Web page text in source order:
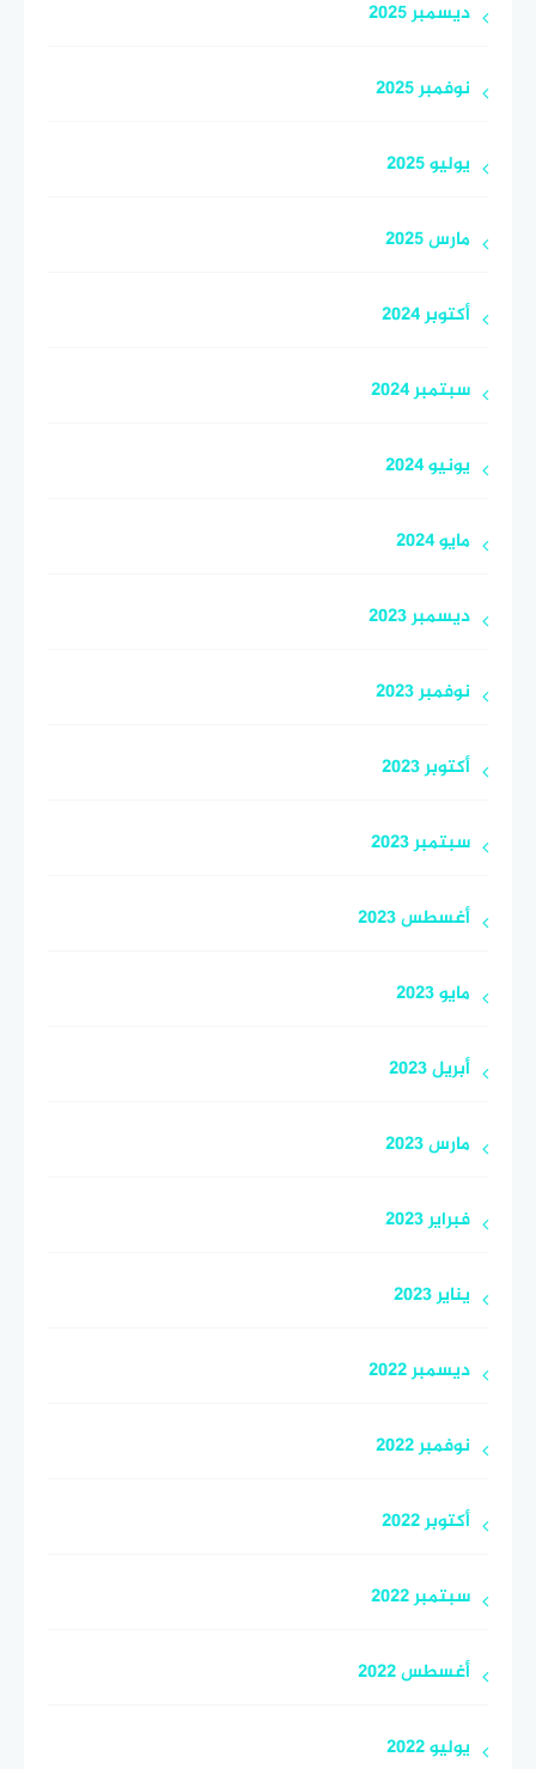
ديسمبر 2025
نوفمبر 2025
يوليو 2025
مارس 2025
أكتوبر 2024
سبتمبر 2024
يونيو 2024
مايو 2024
ديسمبر 2023
نوفمبر 2023
أكتوبر 2023
سبتمبر 2023
أغسطس 2023
مايو 2023
أبريل 2023
مارس 2023
فبراير 2023
يناير 2023
ديسمبر 2022
نوفمبر 2022
أكتوبر 2022
سبتمبر 2022
أغسطس 2022
يوليو 2022